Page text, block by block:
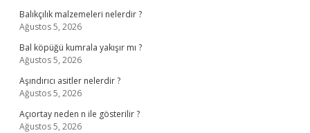
Balıkçılık malzemeleri nelerdir ?
Ağustos 5, 2026
Bal köpüğü kumrala yakışır mı ?
Ağustos 5, 2026
Aşındırıcı asitler nelerdir ?
Ağustos 5, 2026
Açıortay neden n ile gösterilir ?
Ağustos 5, 2026